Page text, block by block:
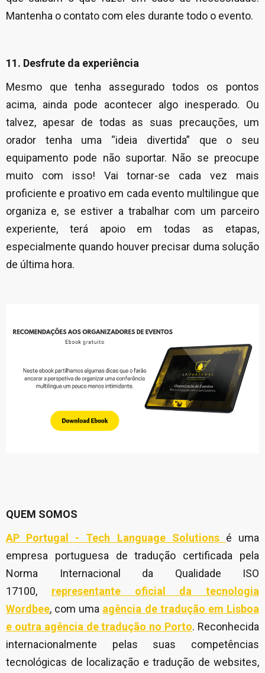
Mantenha o contato com eles durante todo o evento.
11. Desfrute da experiência
Mesmo que tenha assegurado todos os pontos
acima, ainda pode acontecer algo inesperado. Ou
talvez, apesar de todas as suas precauções, um
orador tenha uma “ideia divertida” que o seu
equipamento pode não suportar. Não se preocupe
muito com isso! Vai tornar-se cada vez mais
proficiente e proativo em cada evento multilingue que
organiza e, se estiver a trabalhar com um parceiro
experiente, terá apoio em todas as etapas,
especialmente quando houver precisar duma solução
de última hora.
QUEM SOMOS
AP Portugal - Tech Language Solutions é uma
empresa portuguesa de tradução certificada pela
Norma Internacional da Qualidade ISO
17100,
representante oficial da tecnologia
Wordbee, com uma agência de tradução em Lisboa
e outra agência de tradução no Porto. Reconhecida
internacionalmente pelas suas competências
tecnológicas de localização e tradução de websites,